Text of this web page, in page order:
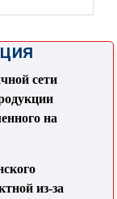
сети
на
из-за